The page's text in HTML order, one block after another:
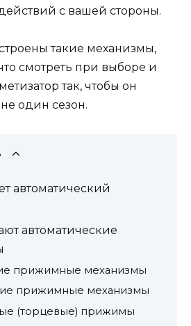
с вашей стороны.
такие механизмы,
смотреть при выборе и
так, чтобы он
один сезон.
автоматический
автоматические
прижимные механизмы
прижимные механизмы
(торцевые) прижимы